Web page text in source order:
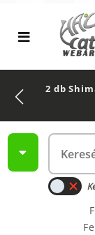
2 db